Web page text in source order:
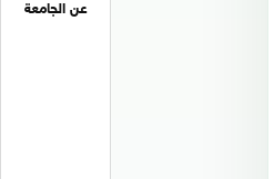
عن الجامعة